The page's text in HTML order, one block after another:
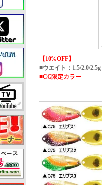
【10%OFF】
■ウエイト：1.5/2.0/2.5g
■CG限定カラー